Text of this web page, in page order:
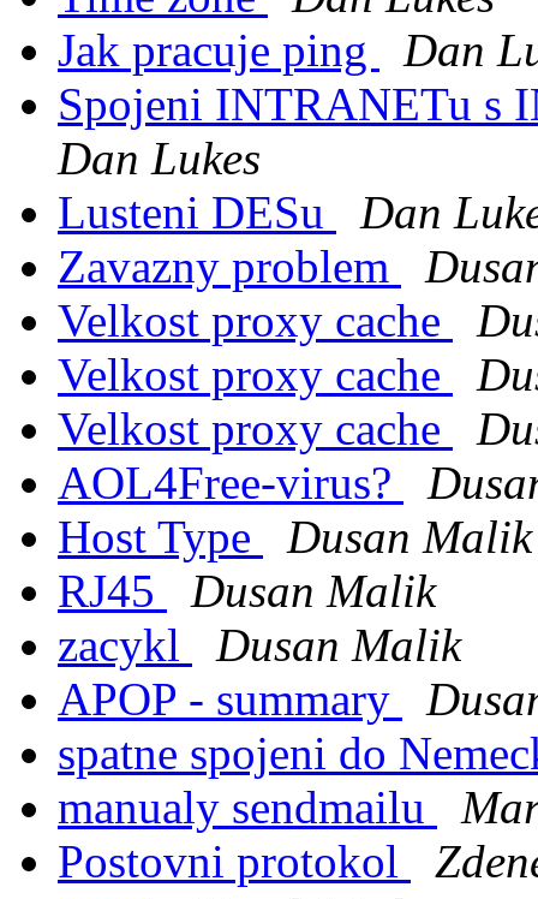
Jak pracuje ping
Dan
Spojeni INTRANETu s
Dan Lukes
Lusteni DESu
Dan
Zavazny problem
Velkost proxy cache
Velkost proxy cache
Velkost proxy cache
AOL4Free-virus?
Host Type
Dusan Malik
RJ45
Dusan Malik
zacykl
Dusan Malik
APOP - summary
spatne spojeni do
manualy sendmailu
Postovni protokol